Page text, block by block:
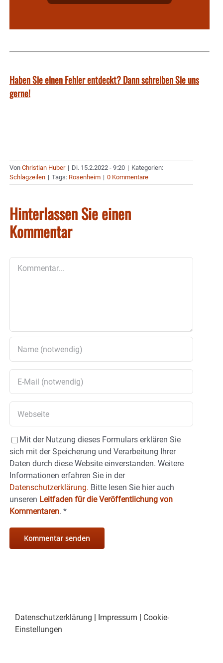
Haben Sie einen Fehler entdeckt? Dann schreiben Sie uns
gerne!
Von Christian Huber | Di. 15.2.2022 - 9:20 | Kategorien:
Schlagzeilen | Tags: Rosenheim | 0 Kommentare
Hinterlassen Sie einen
Kommentar
Mit der Nutzung dieses Formulars erklären Sie
sich mit der Speicherung und Verarbeitung Ihrer
Daten durch diese Website einverstanden. Weitere
Informationen erfahren Sie in der
Datenschutzerklärung. Bitte lesen Sie hier auch
unseren Leitfaden für die Veröffentlichung von
Kommentaren. *
Datenschutzerklärung | Impressum | Cookie-
Einstellungen